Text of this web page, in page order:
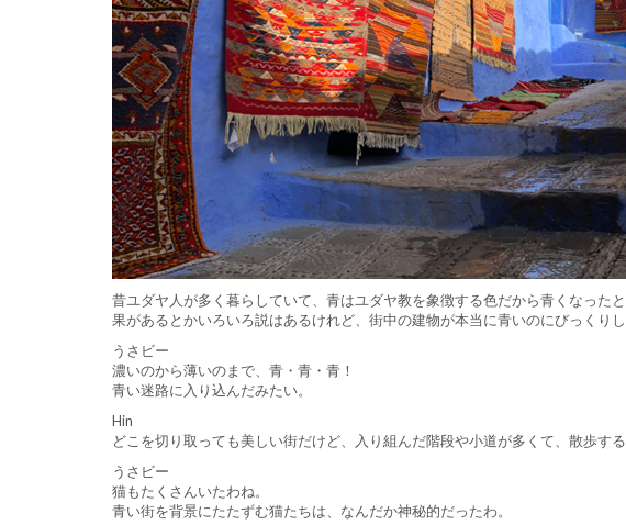
昔ユダヤ人が多く暮らしていて、青はユダヤ教を象徴する色だから青くなった
果があるとかいろいろ説はあるけれど、街中の建物が本当に青いのにびっくりし
うさビー
濃いのから薄いのまで、青・青・青！
青い迷路に入り込んだみたい。
Hin
どこを切り取っても美しい街だけど、入り組んだ階段や小道が多くて、散歩す
うさビー
猫もたくさんいたわね。
青い街を背景にたたずむ猫たちは、なんだか神秘的だったわ。